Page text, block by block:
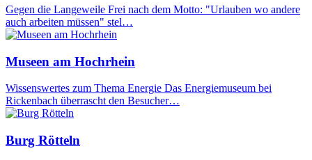
Gegen die Langeweile Frei nach dem Motto: "Urlauben wo andere
auch arbeiten müssen" stel…
Museen am Hochrhein
Wissenswertes zum Thema Energie Das Energiemuseum bei
Rickenbach überrascht den Besucher…
Burg Rötteln